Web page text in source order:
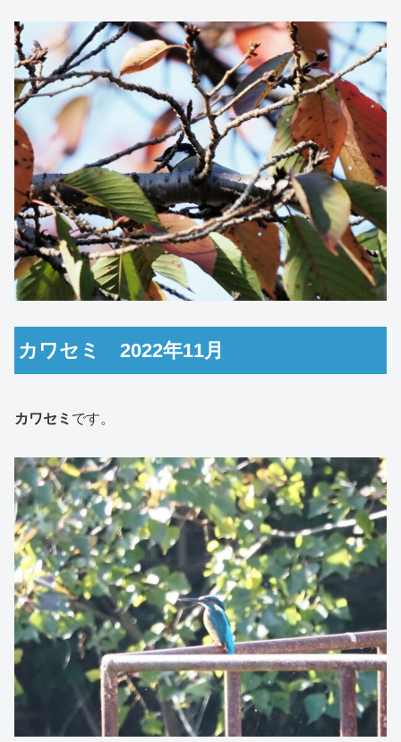
カワセミ 2022年11月
カワセミ です。